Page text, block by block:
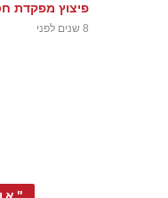
פיצוץ מפקדת
8 שנים לפני